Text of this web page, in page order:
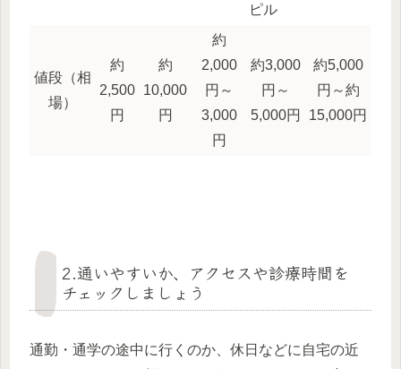
ピル
値段（相
場）
約
2,500
円
約
10,000
円
約
2,000
円～
3,000
円
約3,000
円～
5,000円
約5,000
円～約
15,000円
2.通いやすいか、アクセスや診療時間を
チェックしましょう
通勤・通学の途中に行くのか、休日などに自宅の近